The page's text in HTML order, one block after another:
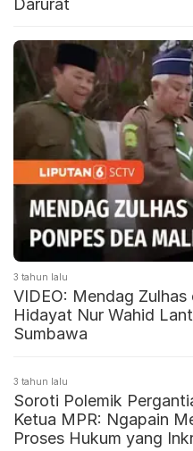
Darurat
3 tahun lalu
VIDEO: Mendag
Hidayat Nur Wahid
Sumbawa
3 tahun lalu
Soroti Polemik
Ketua MPR: Ngapain
Proses Hukum yang